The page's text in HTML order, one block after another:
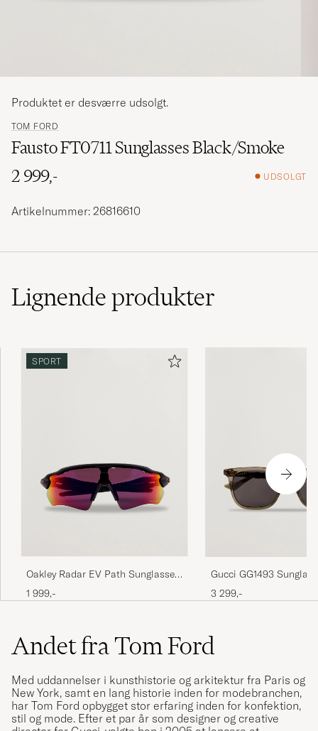
TOM FORD
Fausto FT0711 Sunglasses Black/Smoke
2 999,-
UDSOLGT
Produktet er desværre udsolgt.
Artikelnummer: 26816610
Lignendeprodukter
SPORT
Oakley Radar EV Path Sunglasses
Matte Black
1 999,-
Gucci GG1493
Transparent
3 299,-
Andet fra Tom Ford
Med uddannelser i kunsthistorie og arkitektur fra Paris og
New York, samt en lang historie inden for modebranchen,
har Tom Ford opbygget stor erfaring inden for konfektion,
stil og mode. Efter et par år som designer og creative